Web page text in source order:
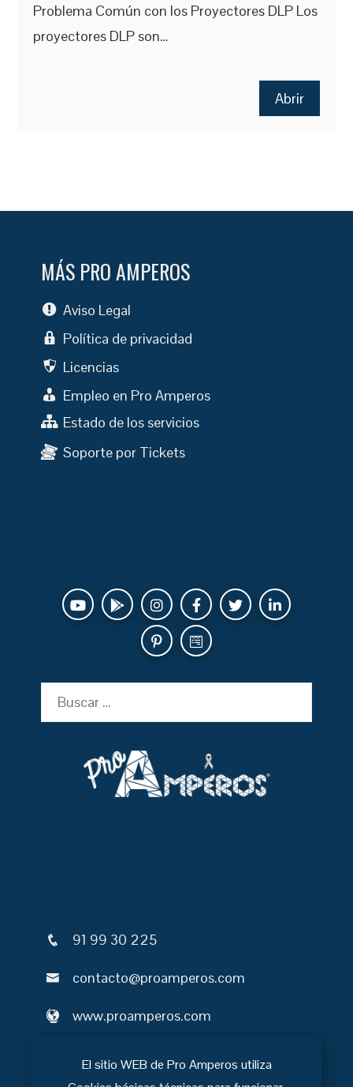
El sitio WEB de Pro Amperos utiliza
Problema Común con los Proyectores DLP Los
proyectores DLP son…
Abrir
MÁS PRO AMPEROS
Aviso Legal
Política de privacidad
Licencias
Empleo en Pro Amperos
Estado de los servicios
Soporte por Tickets
Buscar:
91 99 30 225
contacto@proamperos.com
www.proamperos.com
28923, Alcorcón.